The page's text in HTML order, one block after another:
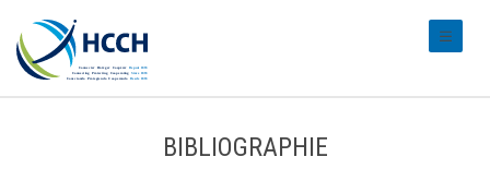
BIBLIOGRAPHIE